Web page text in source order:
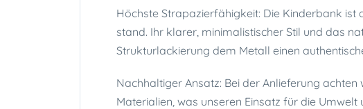
Höchste Strapazierfähigkeit: Die Kinderbank
stand. Ihr klarer, minimalistischer Stil und das
Strukturlackierung dem Metall einen
Nachhaltiger Ansatz: Bei der Anlieferung
Materialien, was unseren Einsatz für die Umwelt